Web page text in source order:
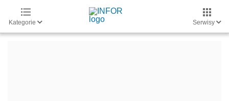
Kategorie Serwisy